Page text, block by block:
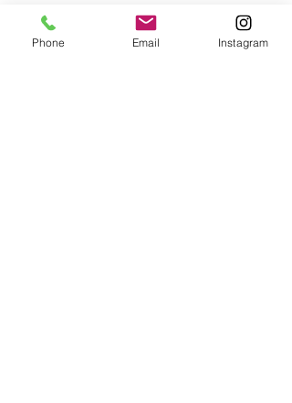
Phone Email Instagram